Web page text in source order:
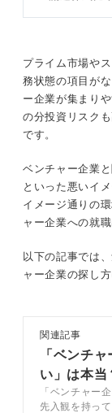
プライム市場や
務状態の項目が
ー企業が集まり
の分投資リスク
です。
ベンチャー企業
といった悪いイ
イメージ通りの
ャー企業への就
以下の記事では
ャー企業の探し
関連記事
「ベンチ
い」は本当
めのコツを
「ベンチャー
先入観を持っ